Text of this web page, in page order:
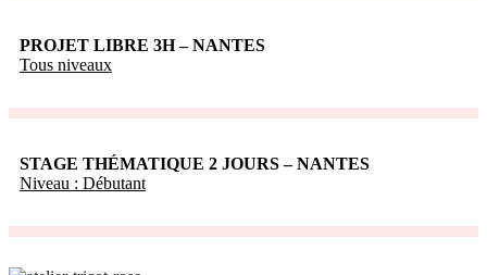
PROJET LIBRE 3H – NANTES
Tous niveaux
STAGE THÉMATIQUE 2 JOURS – NANTES
Niveau : Débutant